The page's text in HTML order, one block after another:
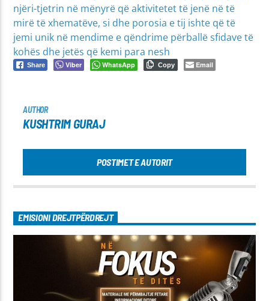
njëri-tjetrin në mënyrë që aktivitetet të jenë në të
mirë të xhematëve, si dhe porosia e tij ishte që të
jemi unik në mendime e qëndrime përballë sfidave të
kohës dhe jetës që kemi para nesh
Share Viber WhatsApp Copy Email
AUTHOR
KUSHTRIM GURAJ
POSTIMET E AUTORIT
EMISIONI DREJTPËRDREJT